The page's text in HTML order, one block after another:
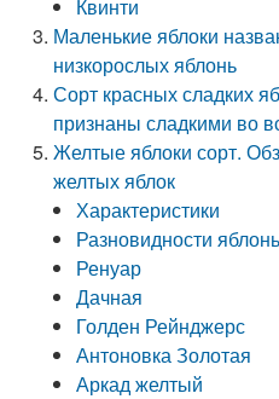
Квинти
Маленькие яблоки
низкорослых яблонь
Сорт красных сладких
признаны сладкими во
Желтые яблоки сорт.
желтых яблок
Характеристики
Разновидности
Ренуар
Дачная
Голден Рейнджерс
Антоновка Золотая
Аркад желтый